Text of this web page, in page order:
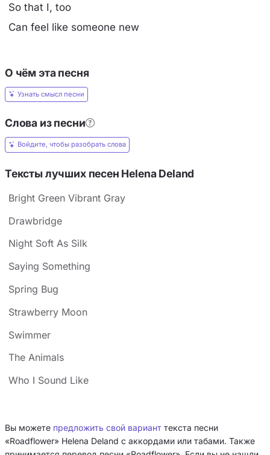
So that I, too
Can feel like someone new
О чём эта песня
Узнать смысл песни
Слова из песни
Войдите, чтобы разобрать слова
Тексты лучших песен Helena Deland
Bright Green Vibrant Gray
Drawbridge
Night Soft As Silk
Saying Something
Spring Bug
Strawberry Moon
Swimmer
The Animals
Who I Sound Like
Вы можете предложить свой вариант текста песни
«Roadflower» Helena Deland с аккордами или табами. Также